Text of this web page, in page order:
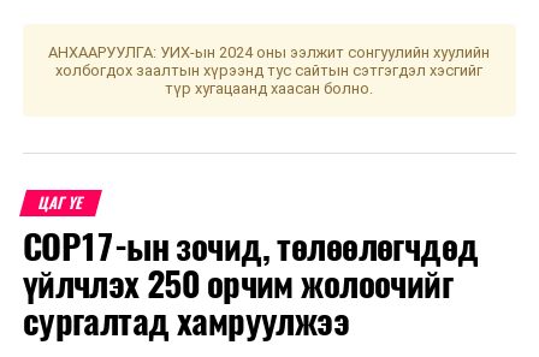
НЗДТГ-ЫН ХЭВЛЭЛ МЭДЭЭЛЭЛ, ОЛОН НИЙТТЭЙ
ХАРИЛЦАХ ХЭЛТЭС
НҮБ-ын Цөлжилттэй тэмцэх конвенцын талуудын 17
дугаар бага хурлын зам талбайн ажил долоодугаар
сарын 1-нд дуусна
ӨМНӨХ МЭДЭЭ
Нийслэлийн Засаг дарга бөгөөд Улаанбаатар хотын
Захирагчаар Б.Пүрэвдагвыг томиллоо
АНХААРУУЛГА: УИХ-ын 2024 оны ээлжит сонгуулийн хуулийн
холбогдох заалтын хүрээнд тус сайтын сэтгэгдэл хэсгийг
түр хугацаанд хаасан болно.
ЦАГ ҮЕ
COP17-ын зочид, төлөөлөгчдөд
үйлчлэх 250 орчим жолоочийг
сургалтад хамруулжээ